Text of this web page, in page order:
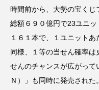
時間前から、大勢の宝く
総額６９０億円で23ユニ
１６１本で、１ユニット
同様、１等の当せん確率
せんのチャンスが広がっ
Ｎ）」も同時に発売され